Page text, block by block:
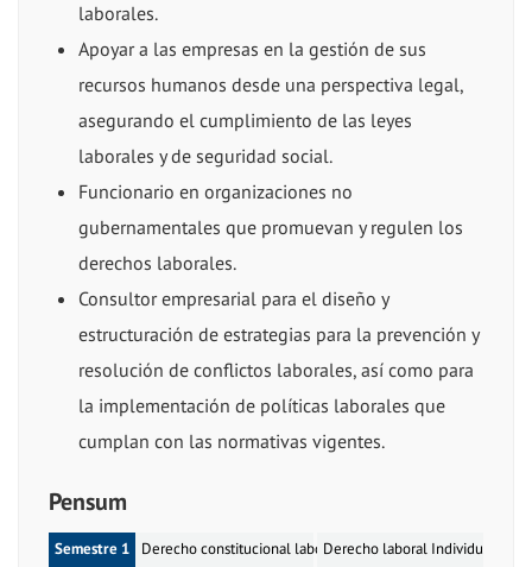
laborales.
Apoyar a las empresas en la gestión de sus
recursos humanos desde una perspectiva legal,
asegurando el cumplimiento de las leyes
laborales y de seguridad social.
Funcionario en organizaciones no
gubernamentales que promuevan y regulen los
derechos laborales.
Consultor empresarial para el diseño y
estructuración de estrategias para la prevención y
resolución de conflictos laborales, así como para
la implementación de políticas laborales que
cumplan con las normativas vigentes.
Pensum
Semestre 1
Derecho constitucional laboral (2 Créditos)Derecho laboral Individual (2